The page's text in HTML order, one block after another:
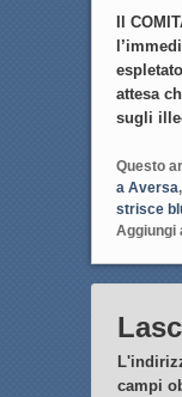
Il
attesa
sugli
Questo
a Aversa,
strisce
Aggiungi
campi